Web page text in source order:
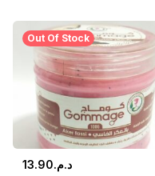
Out Of Stock
د.م.13.90